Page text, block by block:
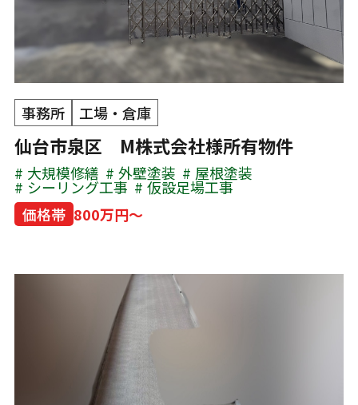
事務所 工場・倉庫
仙台市泉区 M株式会社様所有物件
大規模修繕 外壁塗装 屋根塗装
シーリング工事
仮設足場工事
価格帯 800万円～